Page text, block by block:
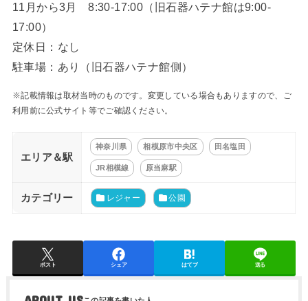
11月から3月 8:30-17:00（旧石器ハテナ館は9:00-
17:00）
定休日：なし
駐車場：あり（旧石器ハテナ館側）
※記載情報は取材当時のものです。変更している場合もありますので、ご
利用前に公式サイト等でご確認ください。
エリア＆駅
神奈川県 相模原市中央区 田名塩田
JR相模線 原当麻駅
カテゴリー レジャー 公園
ポスト シェア はてブ 送る